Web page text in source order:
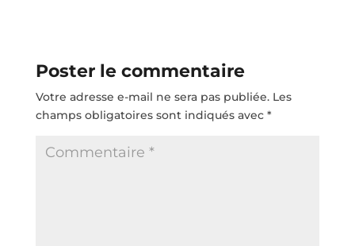
Poster le commentaire
Votre adresse e-mail ne sera pas publiée. Les
champs obligatoires sont indiqués avec *